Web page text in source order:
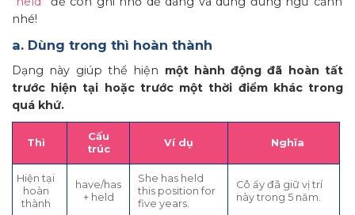
nhé!
a. Dùng trong thì hoàn thành
Dạng này giúp thể hiện một hành động đã hoàn tất
trước hiện tại hoặc trước một thời điểm khác trong
quá khứ.
Thì
Cấu
trúc
Ví dụ Nghĩa
Hiện tại
hoàn
thành
have/has
+ held
She has held
this position for
five years.
Cô ấy đã giữ vị trí
này trong 5 năm.